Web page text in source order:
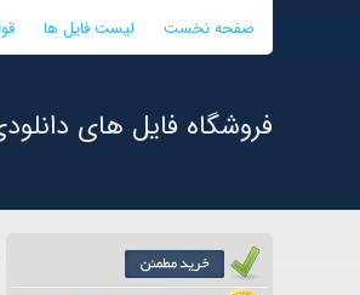
صفحه نخست لیست فایل ها
فروشگاه فایل های